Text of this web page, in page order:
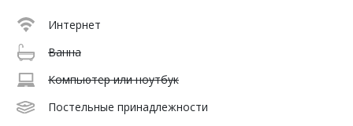
Интернет
Ванна
Компьютер или ноутбук
Постельные принадлежности